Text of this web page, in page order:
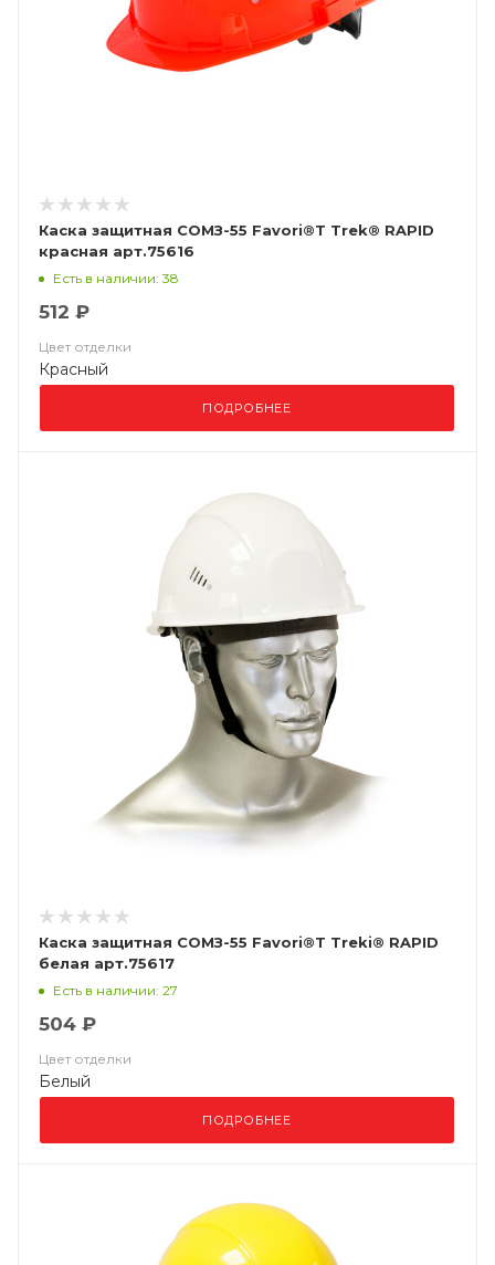
Каска защитная СОМЗ-55 Favori®Т Trek® RAPID
красная арт.75616
Есть в наличии: 38
512 ₽
Цвет отделки
Красный
ПОДРОБНЕЕ
Каска защитная СОМЗ-55 Favori®T Treki® RAPID
белая арт.75617
Есть в наличии: 27
504 ₽
Цвет отделки
Белый
ПОДРОБНЕЕ